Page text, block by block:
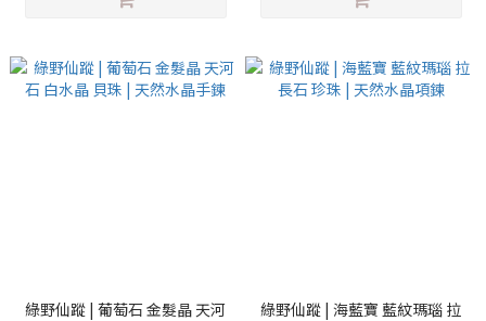
綠野仙蹤 | 葡萄石 金髮晶 天河
綠野仙蹤 | 海藍寶 藍紋瑪瑙 拉